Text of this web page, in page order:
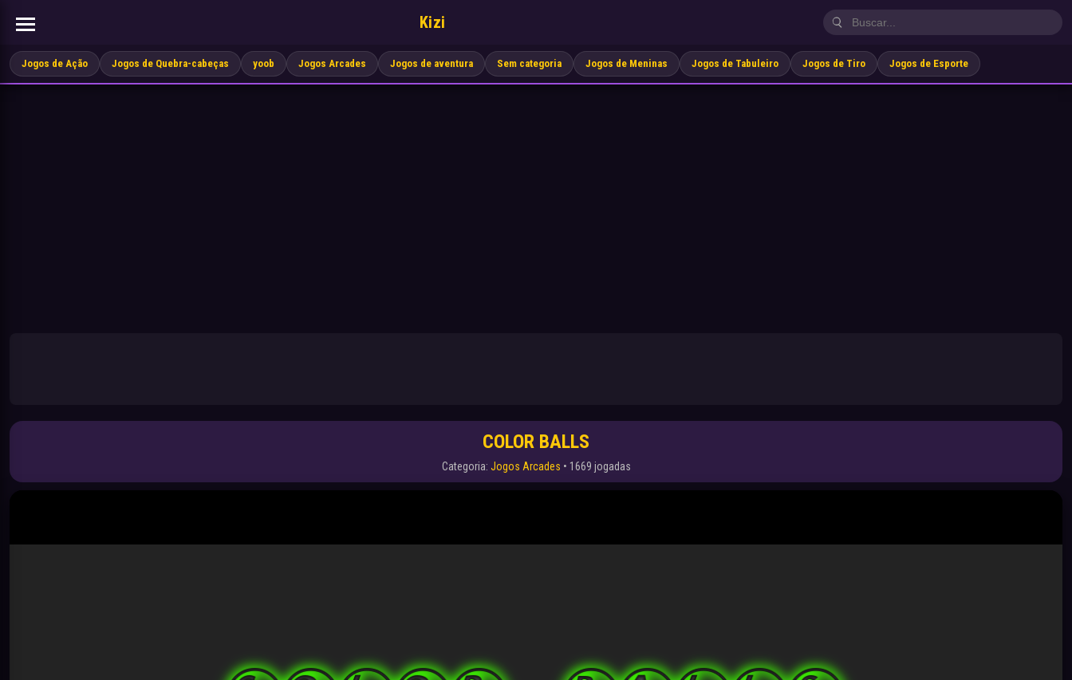
Kizi
Jogos de Ação Jogos de Quebra-cabeças yoob Jogos Arcades Jogos de aventura Sem categoria Jogos de Meninas Jogos de Tabuleiro Jogos de Tiro Jogos de Esporte
COLOR BALLS
Categoria: Jogos Arcades • 1669 jogadas